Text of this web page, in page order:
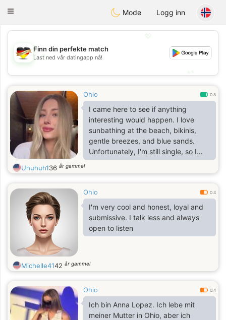
Deutsch Dating
Toggle
Mode Logg inn
💖
💕
Finn din perfekte match
Last ned vår datingapp nå!
Ohio 0.8
I came here to see if anything
interesting would happen. I love
sunbathing at the beach, bikinis,
gentle breezes, and blue sands.
Unfortunately, I'm still single, so I
came here to see if anything
interesting would happen. I don't
you only know how delicious it is
when you're together.
Uhuhuh136 år gammel
Ohio 0.4
I'm very cool and honest, loyal and
submissive. I talk less and always
open to listen
Michelle4142 år gammel
Ohio 0.4
Ich bin Anna Lopez. Ich lebe mit
meiner Mutter in Ohio, aber ich